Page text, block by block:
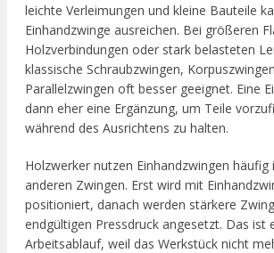
leichte Verleimungen und kleine Bauteile
Einhandzwinge ausreichen. Bei größeren
Holzverbindungen oder stark belasteten
klassische Schraubzwingen,
Parallelzwingen oft besser geeignet. Eine
dann eher eine Ergänzung, um Teile
während des Ausrichtens zu halten.
Holzwerker nutzen Einhandzwingen
anderen Zwingen. Erst wird mit
positioniert, danach werden stärkere
endgültigen Pressdruck angesetzt. Das ist
Arbeitsablauf, weil das Werkstück nicht